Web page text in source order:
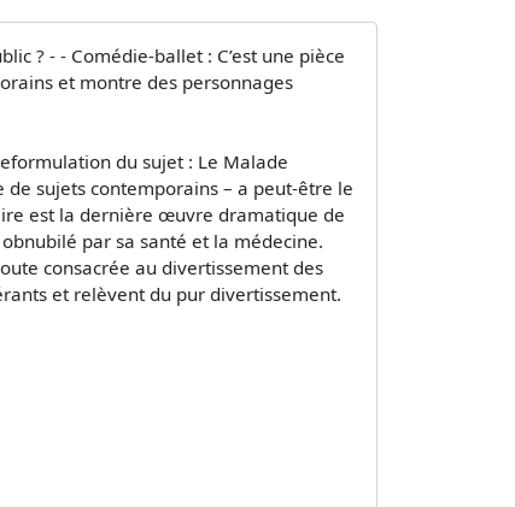
? - - Comédie-ballet : C’est une pièce
et montre des personnages
du sujet : Le Malade
sujets contemporains – a peut-être le
est la dernière œuvre dramatique de
par sa santé et la médecine.
consacrée au divertissement des
et relèvent du pur divertissement.